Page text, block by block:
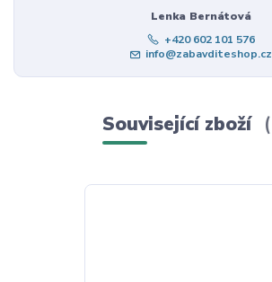
Lenka Bernátová
+420 602 101 576
info@zabavditeshop.cz
Související zboží